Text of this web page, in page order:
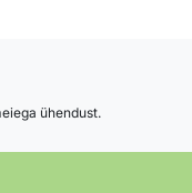
ühendust.